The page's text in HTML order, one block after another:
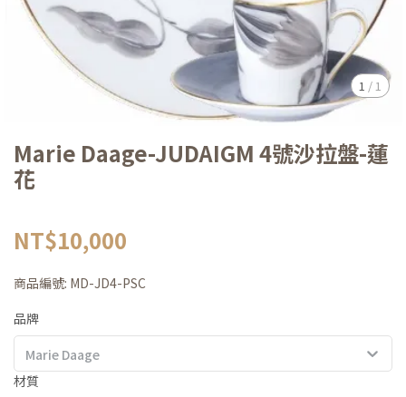
1 / 1
Marie Daage-JUDAIGM 4號沙拉盤-蓮
花
NT$10,000
商品編號: MD-JD4-PSC
品牌
Marie Daage
材質